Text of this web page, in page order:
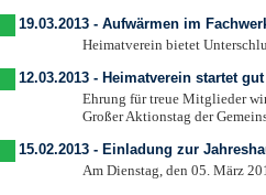
19.03.2013 - Aufwärmen im
Heimatverein bietet Unterschlupf,
12.03.2013 - Heimatverein startet
Ehrung für treue Mitglieder wird
Großer Aktionstag der
15.02.2013 - Einladung zur
Am Dienstag, den 05. März 2013